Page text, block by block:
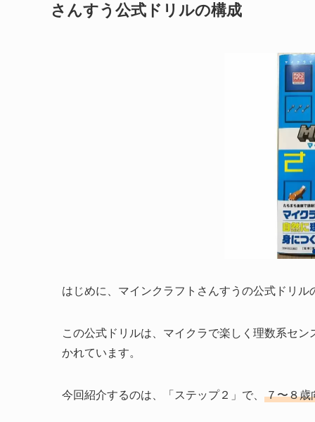
さんすう公式ドリルの構成
はじめに、マインクラフトさんすうの公式ドリル
この公式ドリルは、マイクラで楽しく理数系セ
かれています。
今回紹介するのは、「ステップ２」で、 ７〜８歳